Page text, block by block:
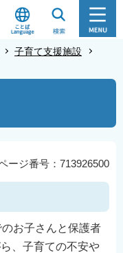
子育て支援施設
ージ番号：713926500
お子さんと保護者
、子育ての不安や